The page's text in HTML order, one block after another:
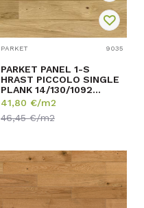
PARKET 9035
PARKET PANEL 1-S
HRAST PICCOLO SINGLE
PLANK 14/130/1092
p=0,99 m2
41,80 €/m2
46,45€/m2